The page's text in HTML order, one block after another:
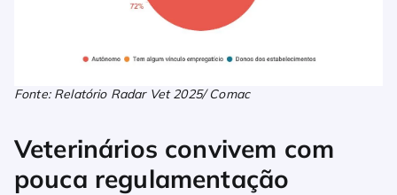
Fonte: Relatório Radar Vet 2025/ Comac
Veterinários convivem com
pouca regulamentação